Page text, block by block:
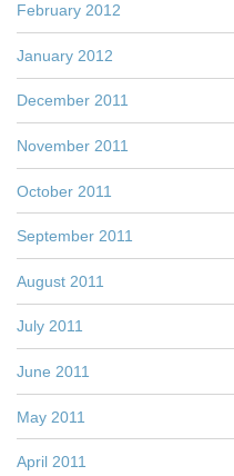
February 2012
January 2012
December 2011
November 2011
October 2011
September 2011
August 2011
July 2011
June 2011
May 2011
April 2011